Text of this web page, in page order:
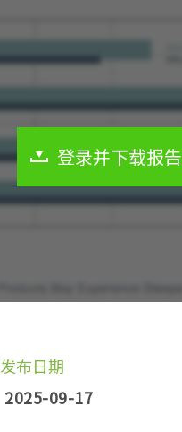
登录并下载报告
发布日期
2025-09-17